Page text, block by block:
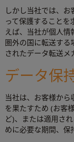
しかし当社では、
って保護することを
えば、当社が個人
圏外の国に転送する
されたデータ転送メ
データ保
当社は、お客様か
を果たすため (お客
ど)、または適用さ
めに必要な期間、保